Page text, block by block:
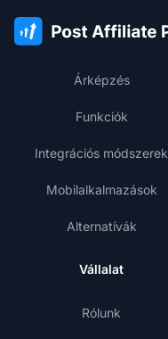
Árképzés
Funkciók
Integrációs módszerek
Mobilalkalmazások
Alternatívák
Vállalat
Rólunk